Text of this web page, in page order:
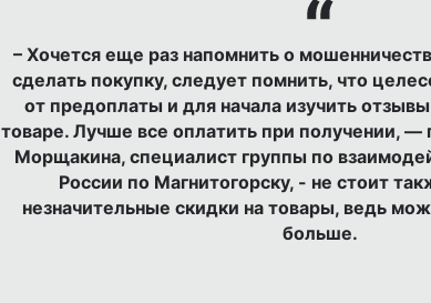
– Хочется еще раз напомнить о
сделать покупку, следует помнить, что
от предоплаты и для начала изучить
товаре. Лучше все оплатить при получении, —
Морщакина, специалист группы по
России по Магнитогорску, - не стоит
незначительные скидки на товары, ведь
больше.